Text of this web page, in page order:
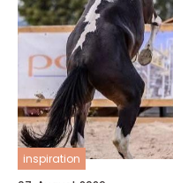
inspiration